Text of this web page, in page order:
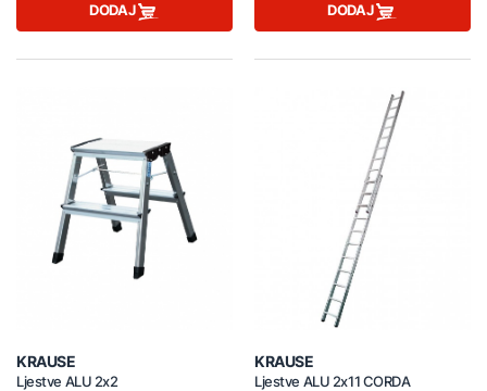
DODAJ DODAJ
KRAUSE
Ljestve ALU 2x2
KRAUSE
Ljestve ALU 2x11 CORDA